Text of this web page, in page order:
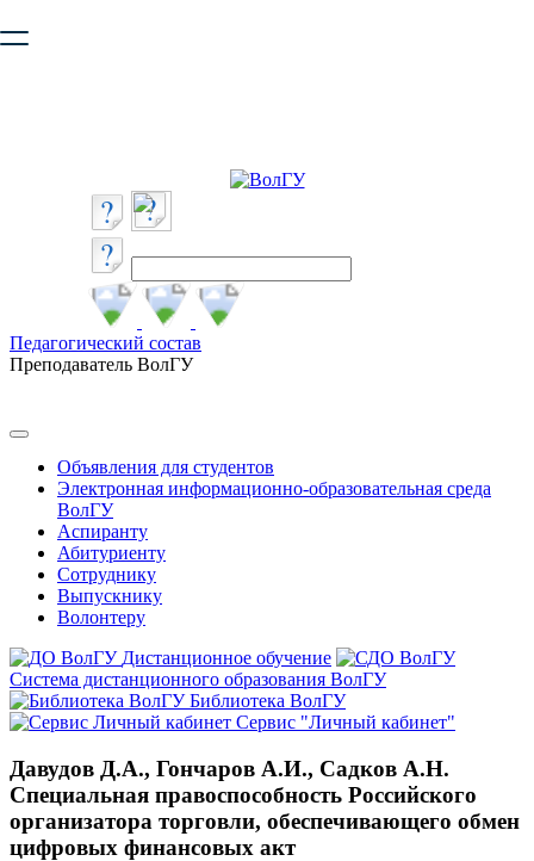
безопасную работу с сайтом. Пожалуйста
Педагогический состав
Преподаватель ВолГУ
Объявления для студентов
Электронная информационно-образовательная среда
ВолГУ
Аспиранту
Абитуриенту
Сотруднику
Выпускнику
Волонтеру
Дистанционное обучение
Система дистанционного образования ВолГУ
Библиотека ВолГУ
Сервис "Личный кабинет"
Давудов Д.А., Гончаров А.И., Садков А.Н.
Специальная правоспособность Российского
организатора торговли, обеспечивающего обмен
цифровых финансовых акт